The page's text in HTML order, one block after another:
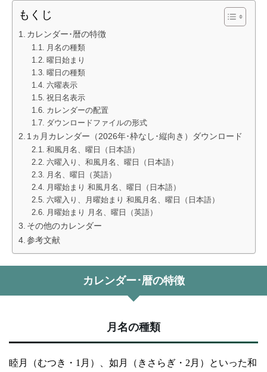
もくじ
カレンダー･暦の特徴
月名の種類
曜日始まり
曜日の種類
六曜表示
祝日名表示
カレンダーの配置
ダウンロードファイルの形式
1ヵ月カレンダー（2026年･枠なし･縦向き）ダウンロード
和風月名、曜日（日本語）
六曜入り、和風月名、曜日（日本語）
月名、曜日（英語）
月曜始まり 和風月名、曜日（日本語）
六曜入り、月曜始まり 和風月名、曜日（日本語）
月曜始まり 月名、曜日（英語）
その他のカレンダー
参考文献
カレンダー･暦の特徴
月名の種類
睦月（むつき・1月）、如月（きさらぎ・2月）といった和